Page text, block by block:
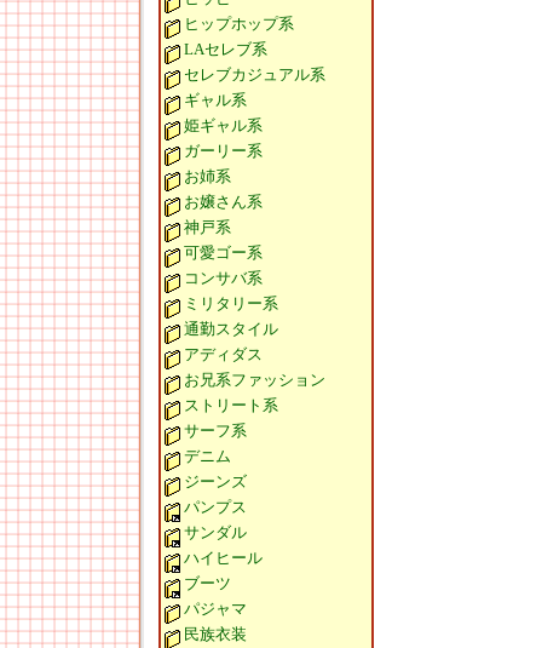
ヒップホップ系
LAセレブ系
セレブカジュアル系
ギャル系
姫ギャル系
ガーリー系
お姉系
お嬢さん系
神戸系
可愛ゴー系
コンサバ系
ミリタリー系
通勤スタイル
アディダス
お兄系ファッション
ストリート系
サーフ系
デニム
ジーンズ
パンプス
サンダル
ハイヒール
ブーツ
パジャマ
民族衣装